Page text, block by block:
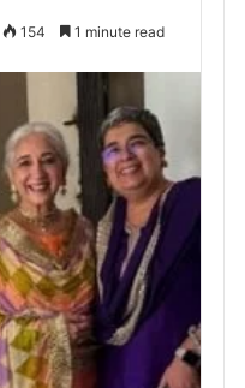
154 1 minute read